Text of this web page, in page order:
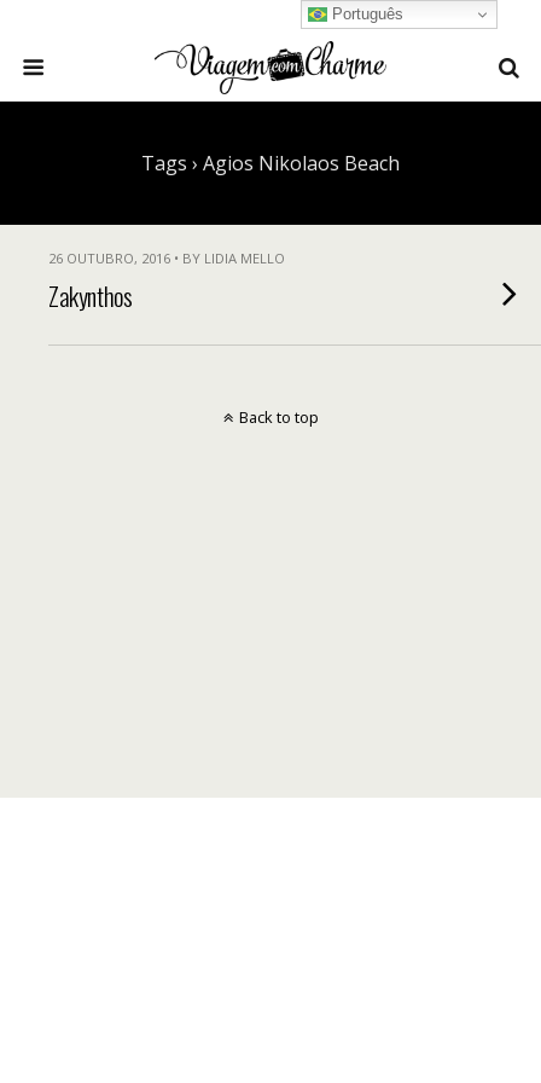
Tags › Agios Nikolaos Beach
26 OUTUBRO, 2016 • BY LIDIA MELLO
Zakynthos
Português
Back to top